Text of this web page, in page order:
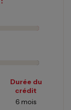
Durée du
crédit
6 mois